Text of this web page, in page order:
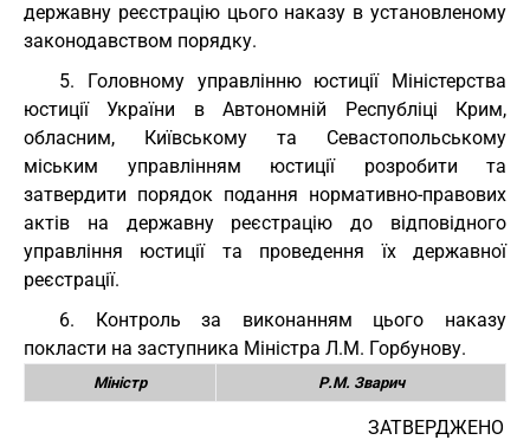
державну реєстрацію цього наказу в установленому
законодавством порядку.
5. Головному управлінню юстиції Міністерства
юстиції України в Автономній Республіці Крим,
обласним, Київському та Севастопольському
міським управлінням юстиції розробити та
затвердити порядок подання нормативно-правових
актів на державну реєстрацію до відповідного
управління юстиції та проведення їх державної
реєстрації.
6. Контроль за виконанням цього наказу
покласти на заступника Міністра Л.М. Горбунову.
Міністр Р.М. Зварич
ЗАТВЕРДЖЕНО